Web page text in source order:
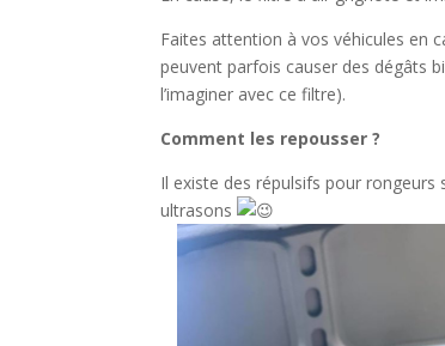
Faites attention à vos véhicules en
peuvent parfois causer des dégâts
l’imaginer avec ce filtre).
Comment les repousser ?
Il existe des répulsifs pour
ultrasons